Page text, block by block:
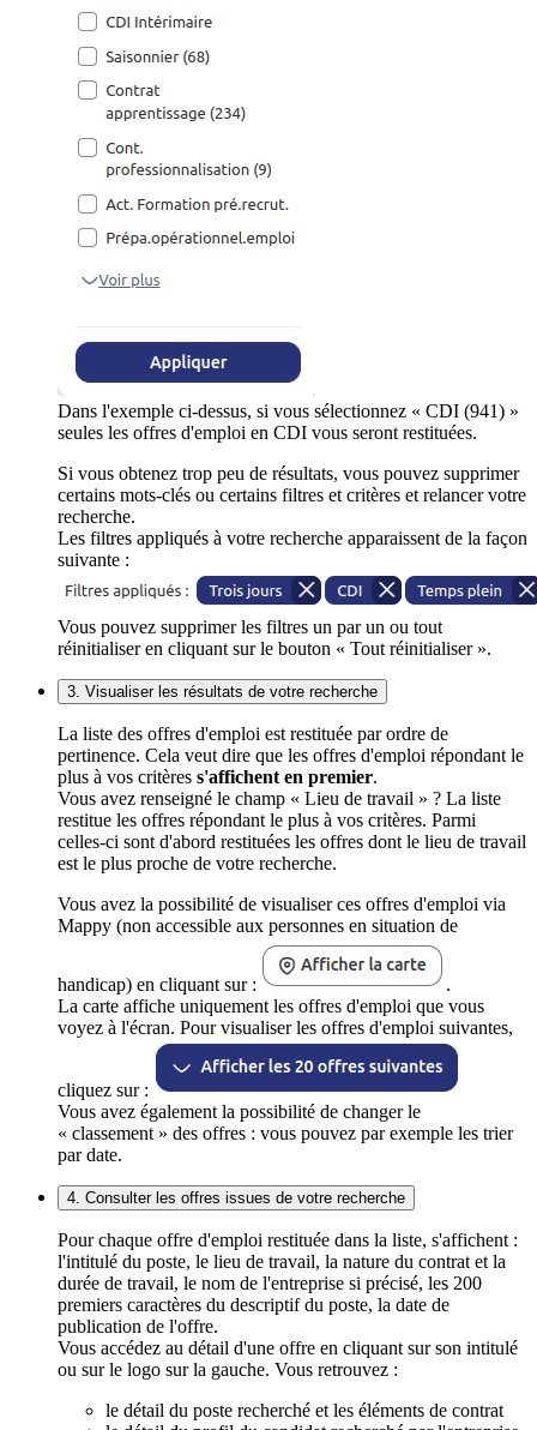
Dans l'exemple ci-dessus, si vous sélectionnez « CDI (941) »
seules les offres d'emploi en CDI vous seront restituées.
Si vous obtenez trop peu de résultats, vous pouvez supprimer
certains mots-clés ou certains filtres et critères et relancer votre
recherche.
Les filtres appliqués à votre recherche apparaissent de la façon
suivante :
Vous pouvez supprimer les filtres un par un ou tout
réinitialiser en cliquant sur le bouton « Tout réinitialiser ».
3. Visualiser les résultats de votre recherche
La liste des offres d'emploi est restituée par ordre de
pertinence. Cela veut dire que les offres d'emploi répondant le
plus à vos critères s'affichent en premier.
Vous avez renseigné le champ « Lieu de travail » ? La liste
restitue les offres répondant le plus à vos critères. Parmi
celles-ci sont d'abord restituées les offres dont le lieu de travail
est le plus proche de votre recherche.
Vous avez la possibilité de visualiser ces offres d'emploi via
Mappy (non accessible aux personnes en situation de
handicap) en cliquant sur :
.
La carte affiche uniquement les offres d'emploi que vous
voyez à l'écran. Pour visualiser les offres d'emploi suivantes,
cliquez sur :
Vous avez également la possibilité de changer le
« classement » des offres : vous pouvez par exemple les trier
par date.
4. Consulter les offres issues de votre recherche
Pour chaque offre d'emploi restituée dans la liste, s'affichent :
l'intitulé du poste, le lieu de travail, la nature du contrat et la
durée de travail, le nom de l'entreprise si précisé, les 200
premiers caractères du descriptif du poste, la date de
publication de l'offre.
Vous accédez au détail d'une offre en cliquant sur son intitulé
ou sur le logo sur la gauche. Vous retrouvez :
le détail du poste recherché et les éléments de contrat